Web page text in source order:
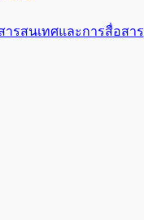
ารสนเทศและการสื่อสาร